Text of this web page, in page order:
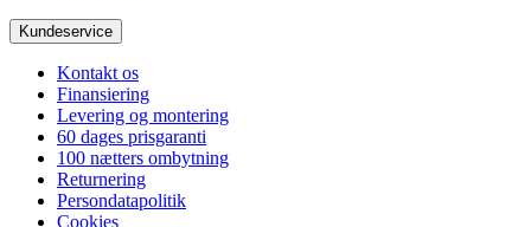
Kundeservice
Kontakt os
Finansiering
Levering og montering
60 dages prisgaranti
100 nætters ombytning
Returnering
Persondatapolitik
Cookies